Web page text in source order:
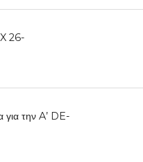
26-
για την A’ DE-